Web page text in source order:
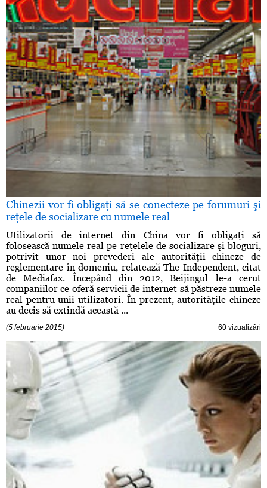
Chinezii vor fi obligaţi să se conecteze pe forumuri şi
reţele de socializare cu numele real
Utilizatorii de internet din China vor fi obligaţi să
folosească numele real pe reţelele de socializare şi bloguri,
potrivit unor noi prevederi ale autorităţii chineze de
reglementare în domeniu, relatează The Independent, citat
de Mediafax. Începând din 2012, Beijingul le-a cerut
companiilor ce oferă servicii de internet să păstreze numele
real pentru unii utilizatori. În prezent, autorităţile chineze
au decis să extindă această ...
(5 februarie 2015) 60 vizualizări